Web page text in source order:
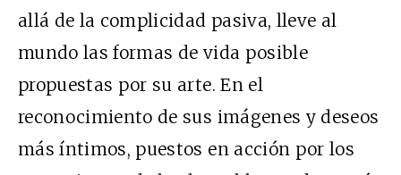
allá de la complicidad pasiva, lleve al
mundo las formas de vida posible
propuestas por su arte. En el
reconocimiento de sus imágenes y deseos
más íntimos, puestos en acción por los